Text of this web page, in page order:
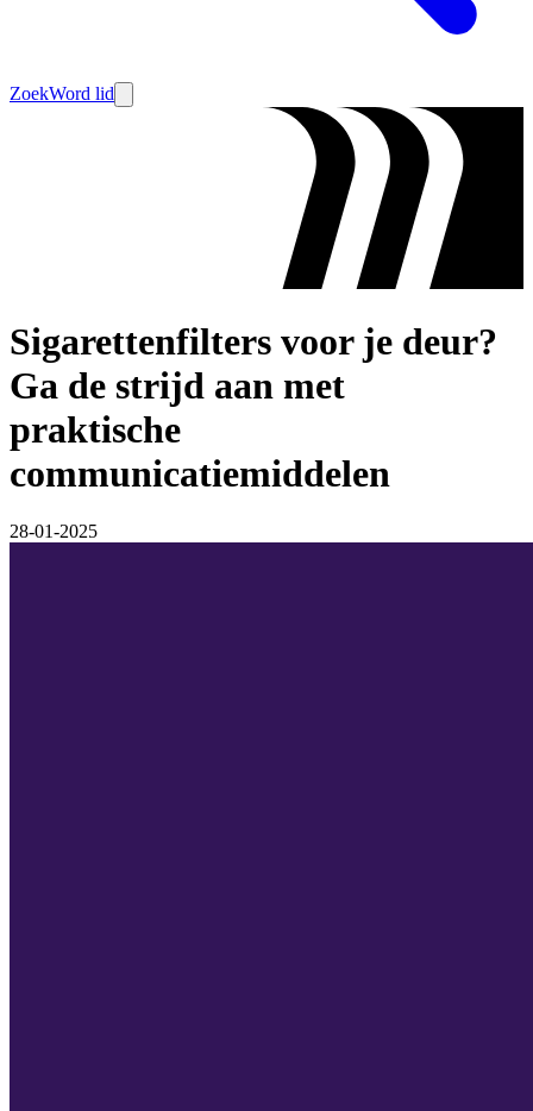
ZoekWord lid
Sigarettenfilters voor je deur?
Ga de strijd aan met
praktische
communicatiemiddelen
28-01-2025